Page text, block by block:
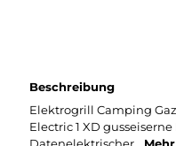
Beschreibung
Elektrogrill Camping
Electric 1 XD